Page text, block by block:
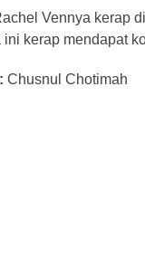
Vennya kerap
kerap mendapat
Chusnul Chotimah